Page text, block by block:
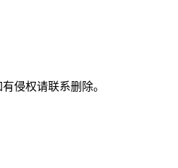
侵权请联系删除。